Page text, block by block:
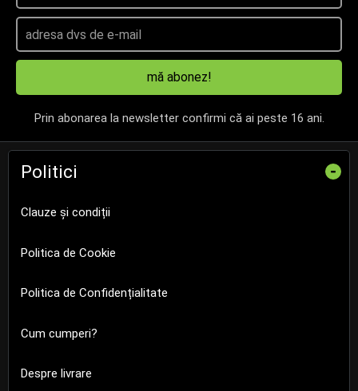
mă abonez!
Prin abonarea la newsletter confirmi că ai peste 16 ani.
Politici -
Clauze și condiții
Politica de Cookie
Politica de Confidențialitate
Cum cumperi?
Despre livrare